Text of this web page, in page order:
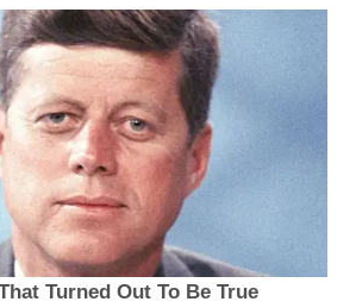
Turned Out To Be True